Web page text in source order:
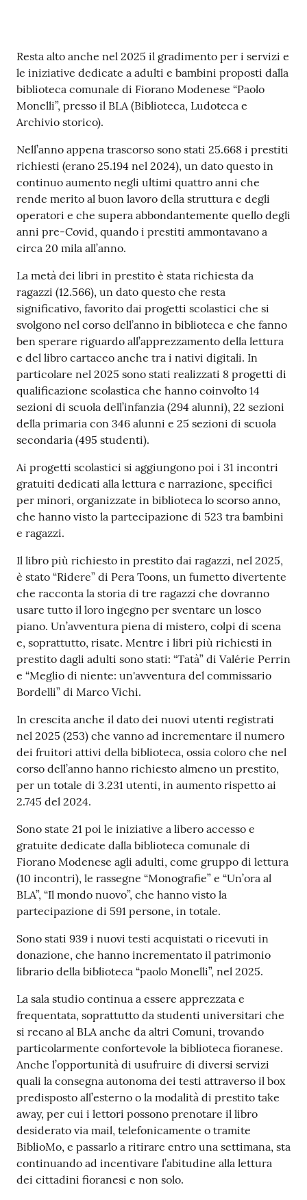
o
T
u
r
i
m
o
Tutti
gli
argomenti...
Seguici
su
Contenuto
Resta alto anche nel 2025 il gradimento per i servizi e
le iniziative dedicate a adulti e bambini proposti dalla
biblioteca comunale di Fiorano Modenese “Paolo
Monelli”, presso il BLA (Biblioteca, Ludoteca e
Archivio storico).
Nell’anno appena trascorso sono stati 25.668 i prestiti
richiesti (erano 25.194 nel 2024), un dato questo in
continuo aumento negli ultimi quattro anni che
rende merito al buon lavoro della struttura e degli
operatori e che supera abbondantemente quello degli
anni pre-Covid, quando i prestiti ammontavano a
circa 20 mila all’anno.
La metà dei libri in prestito è stata richiesta da
ragazzi (12.566), un dato questo che resta
significativo, favorito dai progetti scolastici che si
svolgono nel corso dell’anno in biblioteca e che fanno
ben sperare riguardo all’apprezzamento della lettura
e del libro cartaceo anche tra i nativi digitali. In
particolare nel 2025 sono stati realizzati 8 progetti di
qualificazione scolastica che hanno coinvolto 14
sezioni di scuola dell’infanzia (294 alunni), 22 sezioni
della primaria con 346 alunni e 25 sezioni di scuola
secondaria (495 studenti).
Ai progetti scolastici si aggiungono poi i 31 incontri
gratuiti dedicati alla lettura e narrazione, specifici
per minori, organizzate in biblioteca lo scorso anno,
che hanno visto la partecipazione di 523 tra bambini
e ragazzi.
Il libro più richiesto in prestito dai ragazzi, nel 2025,
è stato “Ridere” di Pera Toons, un fumetto divertente
che racconta la storia di tre ragazzi che dovranno
usare tutto il loro ingegno per sventare un losco
piano. Un’avventura piena di mistero, colpi di scena
e, soprattutto, risate. Mentre i libri più richiesti in
prestito dagli adulti sono stati: “Tatà” di Valérie Perrin
e “Meglio di niente: un'avventura del commissario
Bordelli” di Marco Vichi.
In crescita anche il dato dei nuovi utenti registrati
nel 2025 (253) che vanno ad incrementare il numero
dei fruitori attivi della biblioteca, ossia coloro che nel
corso dell’anno hanno richiesto almeno un prestito,
per un totale di 3.231 utenti, in aumento rispetto ai
2.745 del 2024.
Sono state 21 poi le iniziative a libero accesso e
gratuite dedicate dalla biblioteca comunale di
Fiorano Modenese agli adulti, come gruppo di lettura
(10 incontri), le rassegne “Monografie” e “Un’ora al
BLA”, “Il mondo nuovo”, che hanno visto la
partecipazione di 591 persone, in totale.
Sono stati 939 i nuovi testi acquistati o ricevuti in
donazione, che hanno incrementato il patrimonio
librario della biblioteca “paolo Monelli”, nel 2025.
La sala studio continua a essere apprezzata e
frequentata, soprattutto da studenti universitari che
si recano al BLA anche da altri Comuni, trovando
particolarmente confortevole la biblioteca fioranese.
Anche l’opportunità di usufruire di diversi servizi
quali la consegna autonoma dei testi attraverso il box
predisposto all’esterno o la modalità di prestito take
away, per cui i lettori possono prenotare il libro
desiderato via mail, telefonicamente o tramite
BiblioMo, e passarlo a ritirare entro una settimana, sta
continuando ad incentivare l’abitudine alla lettura
dei cittadini fioranesi e non solo.